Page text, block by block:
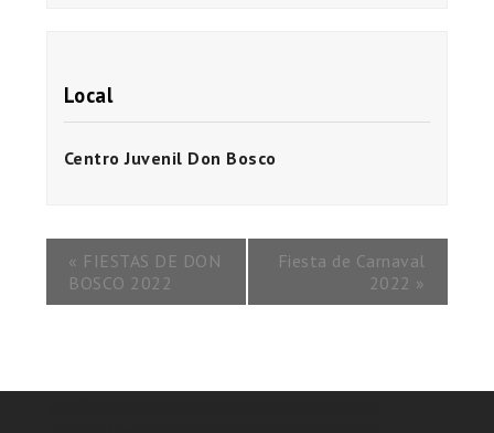
Local
Centro Juvenil Don Bosco
« FIESTAS DE DON
BOSCO 2022
Fiesta de Carnaval
2022 »